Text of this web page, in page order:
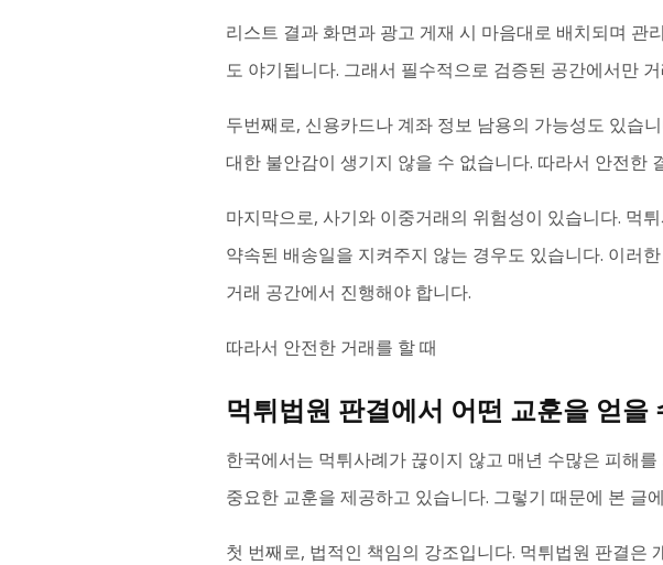
리스트 결과 화면과 광고 게재 시 마음대로 배치되며
도 야기됩니다. 그래서 필수적으로 검증된 공간에서만
두번째로, 신용카드나 계좌 정보 남용의 가능성도 있습
대한 불안감이 생기지 않을 수 없습니다. 따라서 안전한
마지막으로, 사기와 이중거래의 위험성이 있습니다. 먹
약속된 배송일을 지켜주지 않는 경우도 있습니다. 이러
거래 공간에서 진행해야 합니다.
따라서 안전한 거래를 할 때
먹튀법원 판결에서 어떤 교훈을 얻을
한국에서는 먹튀사례가 끊이지 않고 매년 수많은 피해
중요한 교훈을 제공하고 있습니다. 그렇기 때문에 본 글
첫 번째로, 법적인 책임의 강조입니다. 먹튀법원 판결은